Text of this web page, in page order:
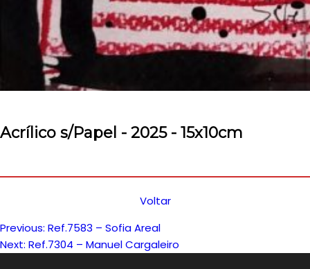
Acrílico s/Papel - 2025 - 15x10cm
Voltar
Navegação
Previous: Ref.7583 – Sofia Areal
Next: Ref.7304 – Manuel Cargaleiro